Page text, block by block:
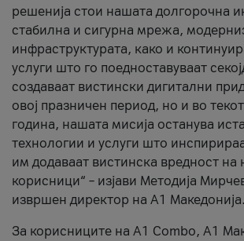
решенија стои нашата долгорочна
стабилна и сигурна мрежа,
инфраструктурата, како и
услуги што го поедноставуваат
создаваат вистински дигитални
овој празничен период, но и во
година, нашата мисија останува
технологии и услуги што
им додаваат вистинска вредност на
корисници“ – изјави Методија
извршен директор на А1 Македонија.
За корисниците на A1 Combo, А1